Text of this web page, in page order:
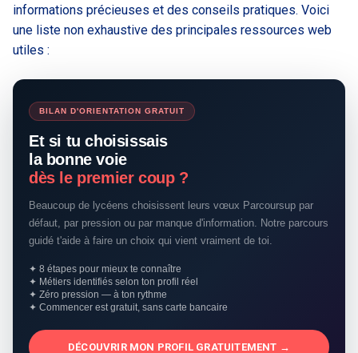
informations précieuses et des conseils pratiques. Voici
une liste non exhaustive des principales ressources web
utiles :
BILAN D'ORIENTATION GRATUIT
Et si tu choisissais
la bonne voie
dès le premier coup ?
Beaucoup de lycéens choisissent leurs vœux Parcoursup par
défaut, par pression ou par manque d'information. Notre parcours
guidé t'aide à faire un choix qui vient vraiment de toi.
✦ 8 étapes pour mieux te connaître
✦ Métiers identifiés selon ton profil réel
✦ Zéro pression — à ton rythme
✦ Commencer est gratuit, sans carte bancaire
DÉCOUVRIR MON PROFIL GRATUITEMENT →